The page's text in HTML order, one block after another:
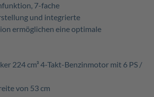
7-fache
und integrierte
ermöglichen eine optimale
224 cm³ 4-Takt-Benzinmotor mit 6 PS /
von 53 cm